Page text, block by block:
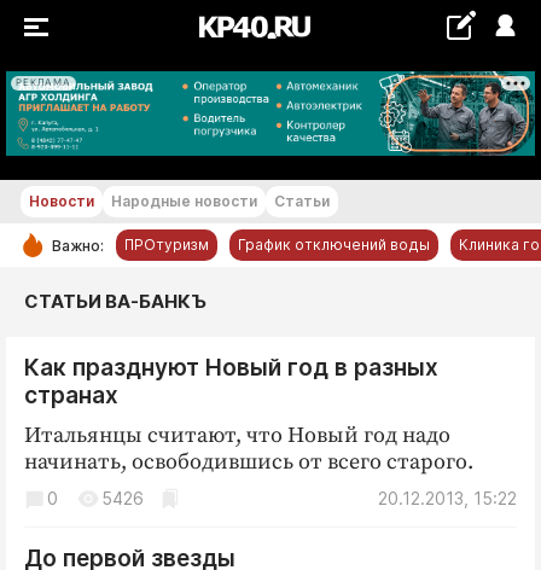
РЕКЛАМА
+19...+20 °С
РУБРИКИ
Новости компаний
Народные новости
Криминал
Новости Народные новости Статьи
Важно: ПРОтуризм График отключений воды Клиника
СТАТЬИ ВА-БАНКЪ
Как празднуют Новый год в разных
странах
Итальянцы считают, что Новый год надо
начинать, освободившись от всего старого.
20.12.2013, 15:22
0 5426
До первой звезды